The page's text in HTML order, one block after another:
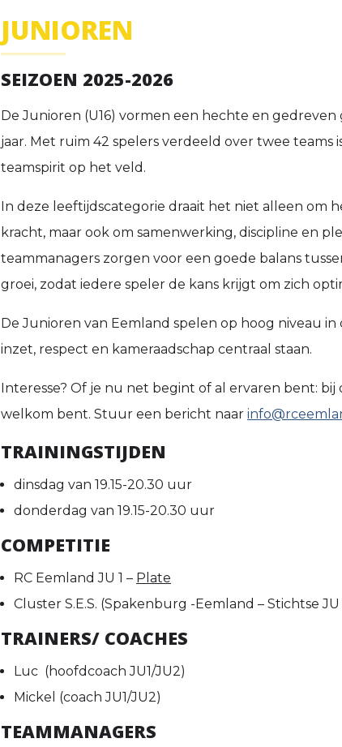
JUNIOREN
SEIZOEN 2025-2026
De Junioren (U16) vormen een hechte en gedreven
jaar. Met ruim 42 spelers verdeeld over twee teams
teamspirit op het veld.
In deze leeftijdscategorie draait het niet alleen om
kracht, maar ook om samenwerking, discipline en
teammanagers zorgen voor een goede balans
groei, zodat iedere speler de kans krijgt om zich
De Junioren van Eemland spelen op hoog niveau
inzet, respect en kameraadschap centraal staan.
Interesse? Of je nu net begint of al ervaren bent: bij
welkom bent. Stuur een bericht naar
TRAININGSTIJDEN
dinsdag van 19.15-20.30 uur
donderdag van 19.15-20.30 uur
COMPETITIE
RC Eemland JU 1 – Plate
Cluster S.E.S. (Spakenburg -Eemland – Stichtse JU
TRAINERS/ COACHES
Luc (hoofdcoach JU1/JU2)
Mickel (coach JU1/JU2)
TEAMMANAGERS